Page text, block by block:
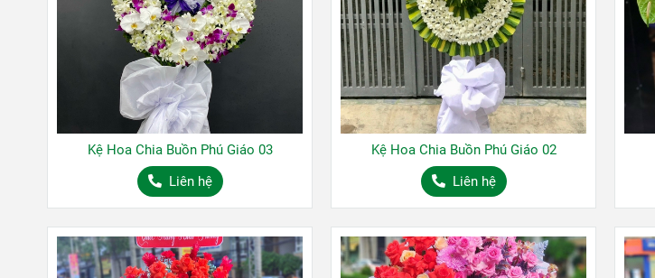
Kệ Hoa Chia Buồn Phú Giáo 03
Liên hệ
Kệ Hoa Chia Buồn Phú Giáo 02
Liên hệ